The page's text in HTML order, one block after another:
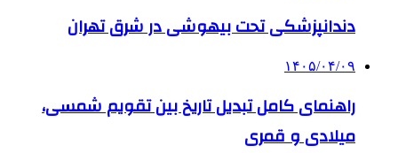
دندانپزشکی تحت بیهوشی در شرق تهران
۱۴۰۵/۰۴/۰۹
راهنمای کامل تبدیل تاریخ بین تقویم شمسی،
میلادی و قمری